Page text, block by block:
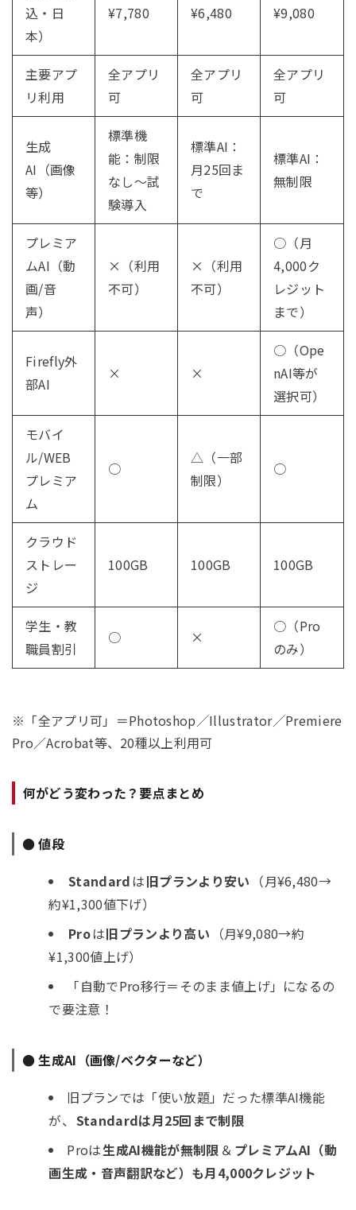
込・日
本）
¥7,780 ¥6,480 ¥9,080
主要アプ
リ利用
全アプリ
可
全アプリ
可
全アプリ
可
生成
AI（画像
等）
標準機
能：制限
なし〜試
験導入
標準AI：
月25回ま
で
標準AI：
無制限
プレミア
ムAI（動
画/音
声）
×（利用
不可）
×（利用
不可）
○（月
4,000ク
レジット
まで）
Firefly外
部AI
× ×
○（Ope
nAI等が
選択可）
モバイ
ル/WEB
プレミア
ム
○
△（一部
制限）
○
クラウド
ストレー
ジ
100GB 100GB 100GB
学生・教
職員割引
○ ×
○（Pro
のみ）
※「全アプリ可」＝Photoshop／Illustrator／Premiere
Pro／Acrobat等、20種以上利用可
何がどう変わった？要点まとめ
● 値段
Standardは旧プランより安い （月¥6,480→
約¥1,300値下げ）
Proは旧プランより高い （月¥9,080→約
¥1,300値上げ）
「自動でPro移行＝そのまま値上げ」になるの
で要注意！
● 生成AI（画像/ベクターなど）
旧プランでは「使い放題」だった標準AI機能
が、 Standardは月25回まで制限
Proは生成AI機能が無制限 ＆ プレミアムAI（動
画生成・音声翻訳など）も月4,000クレジット